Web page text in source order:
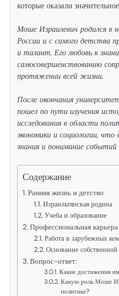
которые оказали
Моше Израилевич родился в
России и с самого детства
и талант. Его любовь к
самосовершенствованию
протяжении всей жизни.
После окончания
пошел по пути изучения
исследования в области
экономики и социологии, что
знания и понимание
Содержание
Ранняя жизнь и детство
Израильтянская родина
Учеба и образование
Профессиональная карьера
Работа в зарубежных
Основание
Вопрос-ответ:
Какие достижения
Какую роль Моше
политике?